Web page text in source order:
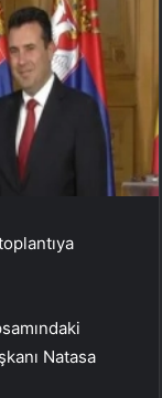
Natasa